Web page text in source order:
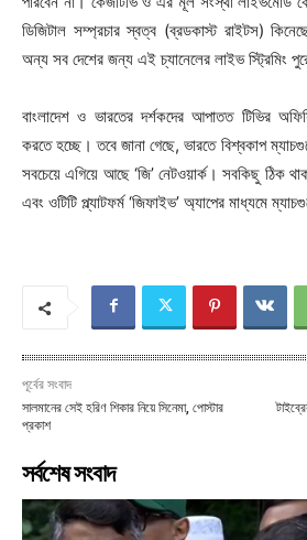
ডিজিটাল সম্প্রচার স্বত্ব (ব্রডকাস্ট রাইটস)
অন্য সব দেশের জন্য এই চ্যানেলের লাইভ স্ট্রিমিং
বাংলাদেশ ও ভারতের দর্শকদের আপাতত টিভির
করতে হচ্ছে। তবে জানা গেছে, ভারতে বিশ্বকাপ
সবচেয়ে এগিয়ে আছে ‘জি’ নেটওয়ার্ক। সবকিছু ঠিক
এবং ওটিটি প্ল্যাটফর্ম ‘জিফাইভ’ অ্যাপের মাধ্যমে
পূর্বের সংবাদ
সালমানের সেই হরিণ শিকার নিয়ে সিনেমা, পোস্টার
প্রকাশ
সর্বশেষ সংবাদ